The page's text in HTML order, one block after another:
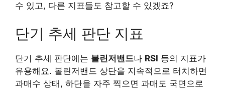
수 있고, 다른 지표들도 참고할 수 있겠죠?
단기 추세 판단 지표
단기 추세 판단에는 볼린저밴드나 RSI 등의 지표가
유용해요. 볼린저밴드 상단을 지속적으로 터치하면
과매수 상태, 하단을 자주 찍으면 과매도 국면으로